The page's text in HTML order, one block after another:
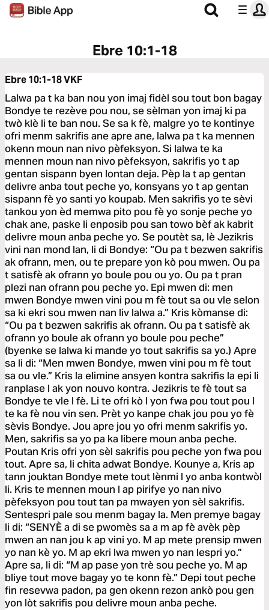
Ebre 10:1-18
Ebre 10:1-18VKF
Lalwa pa t ka ban nou yon imaj fidèl sou tout bon bagay
Bondye te rezève pou nou, se sèlman yon imaj ki pa
twò klè li te ban nou. Se sa k fè, malgre yo te kontinye
ofri menm sakrifis ane apre ane, lalwa pa t ka mennen
okenn moun nan nivo pèfeksyon. Si lalwa te ka
mennen moun nan nivo pèfeksyon, sakrifis yo t ap
gentan sispann byen lontan deja. Pèp la t ap gentan
delivre anba tout peche yo, konsyans yo t ap gentan
sispann fè yo santi yo koupab. Men sakrifis yo te sèvi
tankou yon èd memwa pito pou fè yo sonje peche yo
chak ane, paske li enposib pou san towo bèf ak kabrit
delivre moun anba peche yo. Se poutèt sa, lè Jezikris
vini nan mond lan, li di Bondye: “Ou pa t bezwen sakrifis
ak ofrann, men, ou te prepare yon kò pou mwen. Ou pa
t satisfè ak ofrann yo boule pou ou yo. Ou pa t pran
plezi nan ofrann pou peche yo. Epi mwen di: men
mwen Bondye mwen vini pou m fè tout sa ou vle selon
sa ki ekri sou mwen nan liv lalwa a.” Kris kòmanse di:
“Ou pa t bezwen sakrifis ak ofrann. Ou pa t satisfè ak
ofrann yo boule ak ofrann yo boule pou peche”
(byenke se lalwa ki mande yo tout sakrifis sa yo.) Apre
sa li di: “Men mwen Bondye, mwen vini pou m fè tout
sa ou vle.” Kris la elimine ansyen kontra sakrifis la epi li
ranplase l ak yon nouvo kontra. Jezikris te fè tout sa
Bondye te vle l fè. Li te ofri kò l yon fwa pou tout pou l
te ka fè nou vin sen. Prèt yo kanpe chak jou pou yo fè
sèvis Bondye. Jou apre jou yo ofri menm sakrifis yo.
Men, sakrifis sa yo pa ka libere moun anba peche.
Poutan Kris ofri yon sèl sakrifis pou peche yon fwa pou
tout. Apre sa, li chita adwat Bondye. Kounye a, Kris ap
tann jouktan Bondye mete tout lènmi l yo anba kontwòl
li. Kris te mennen moun l ap pirifye yo nan nivo
pèfeksyon pou tout tan pa mwayen yon sèl sakrifis.
Sentespri pale sou menm bagay la. Men premye bagay
li di: “SENYÈ a di se pwomès sa a m ap fè avèk pèp
mwen an nan jou k ap vini yo. M ap mete prensip mwen
yo nan kè yo. M ap ekri lwa mwen yo nan lespri yo.”
Apre sa, li di: “M ap pase yon trè sou peche yo. M ap
bliye tout move bagay yo te konn fè.” Depi tout peche
fin resevwa padon, pa gen okenn rezon ankò pou gen
yon lòt sakrifis pou delivre moun anba peche.